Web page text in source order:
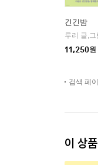
긴긴밤
루리 글,그
11,250원
검색 페
이 상